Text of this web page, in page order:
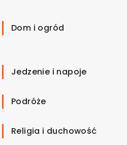
Dom i ogród
Jedzenie i napoje
Podróże
Religia i duchowość